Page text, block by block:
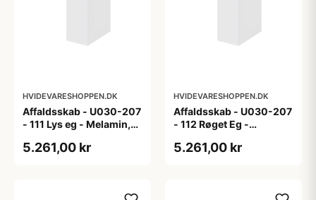
HVIDEVARESHOPPEN.DK
Affaldsskab - U030-207
- 111 Lys eg - Melamin,
5.261,00 kr
HVIDEVARESHOPPEN.DK
Affaldsskab - U030-207
- 112 Røget Eg -
5.261,00 kr